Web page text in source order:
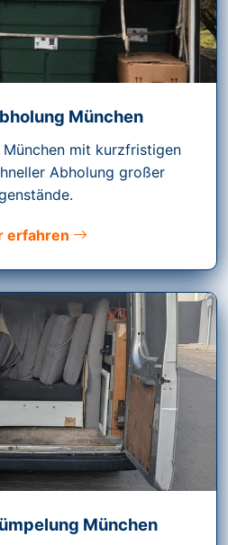
München
mit kurzfristigen
Abholung großer
erfahren
München